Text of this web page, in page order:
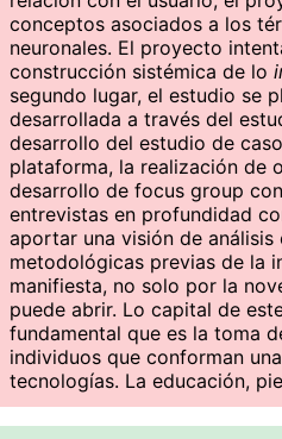
conceptos asociados a los
neuronales. El proyecto
construcción sistémica de lo
segundo lugar, el estudio se
desarrollada a través del
desarrollo del estudio de
plataforma, la realización de
desarrollo de focus group
entrevistas en profundidad
aportar una visión de
metodológicas previas de la
manifiesta, no solo por la
puede abrir. Lo capital de
fundamental que es la toma
individuos que conforman
tecnologías. La educación,